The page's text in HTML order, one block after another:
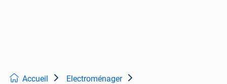
Accueil Electroménager